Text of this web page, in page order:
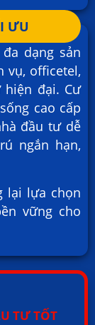
ƯU
dạng sản
vụ, officetel,
đại. Cư
cao cấp
đầu tư dễ
ngắn hạn,
lại lựa chọn
vững cho
TƯ TỐT